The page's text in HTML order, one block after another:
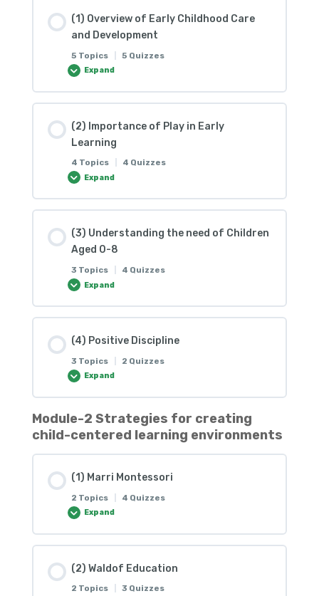
(1) Overview of Early Childhood Care
and Development
5 Topics 5 Quizzes
Expand
0% COMPLETE 0/5 Steps
(1) Multiple Choice
(1) အောက်ပါမေးခွန်းများကိုဖြေဆိုပါ။
(2) What is Early Childhood Care and
Development?
(2.1) True/False
(1) အောက်တွင်ဖော်ပြထားသောစာ​ကြောင်းများကို ဖတ်၍
မှန်လျှင်(မှန်) မှားလျှင်(မှား) ဟုရွေးပေးပါ။
(3.1) အောက်ပါမေးခွန်းများကိုဖြေဆိုပါ။
(2) Essay
(2) Importance of Play in Early
Learning
4 Topics 4 Quizzes
Expand
0% COMPLETE 0/4 Steps
(1) Question and Answer
(1) အောက်ပါမေးခွန်းများကိုဖြေဆိုပါ။
(2) Multiple Choice
(2) Video – Playing is Important for the
(1) Essay
(3) Understanding the need of Children
Aged 0-8
3 Topics 4 Quizzes
Expand
0% COMPLETE 0/3 Steps
(1) ကွက်လပ်ဖြည့်ပါ။
(1) အောက်ပါမေးခွန်းများကိုဖြေဆိုပါ။
(1) Essay
(2) True or False
(4) Positive Discipline
3 Topics 2 Quizzes
Expand
Lesson Content
0% COMPLETE 0/3 Steps
(1) Quiz
(1)True or False
Module-2 Strategies for creating
child-centered learning environments
(1) Marri Montessori
2 Topics 4 Quizzes
Expand
0% COMPLETE 0/2 Steps
(2) Waldof Education
2 Topics 3 Quizzes